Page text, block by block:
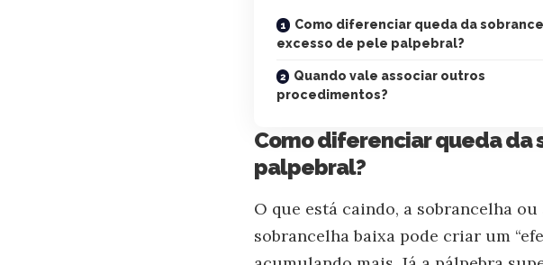
Como diferenciar queda da
excesso de pele palpebral?
Quando vale associar outros
procedimentos?
Como diferenciar queda da
palpebral?
O que está caindo, a sobrancelha
sobrancelha baixa pode criar um